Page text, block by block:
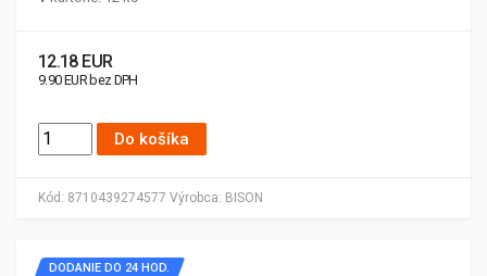
Kód: 8710439274577 Výrobca: BISON
12.18 EUR
9.90 EUR bez DPH
Do košíka
DODANIE DO 24 HOD.